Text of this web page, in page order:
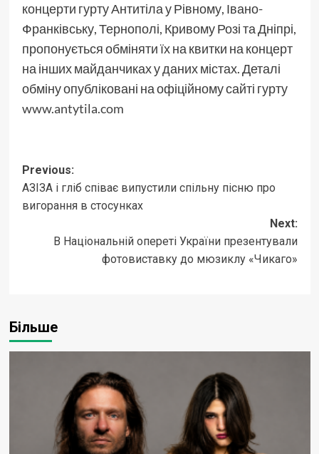
концерти гурту Антитіла у Рівному, Івано-
Франківську, Тернополі, Кривому Розі та Дніпрі,
пропонується обміняти їх на квитки на концерт
на інших майданчиках у даних містах. Деталі
обміну опубліковані на офіційному сайті гурту
www.antytila.com
Post
navigation
Previous:
АЗІЗА і гліб співає випустили спільну пісню про
вигорання в стосунках
Next:
В Національній опереті України презентували
фотовиставку до мюзиклу «Чикаго»
Більше